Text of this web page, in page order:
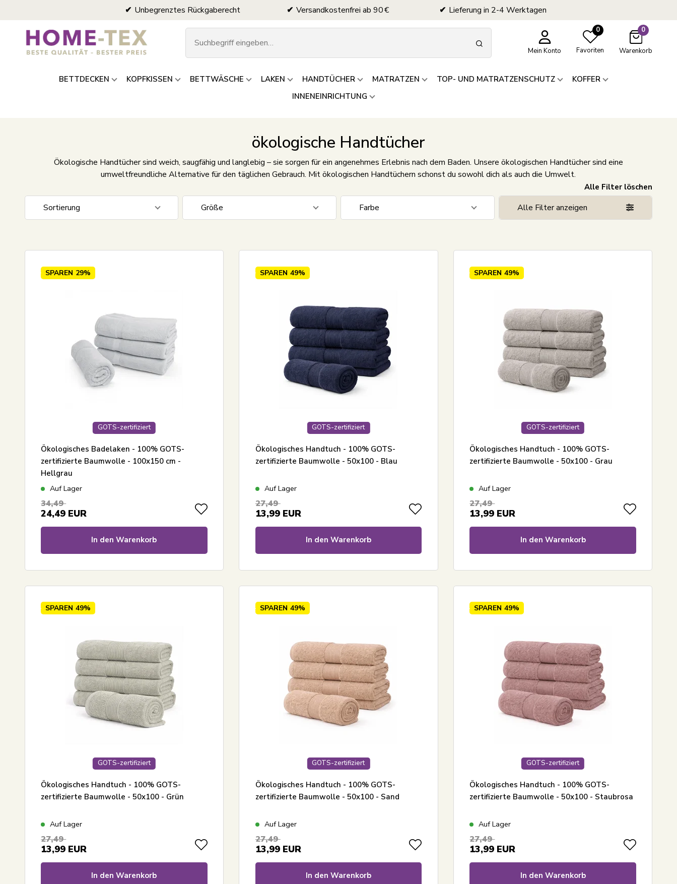
Unbegrenztes Rückgaberecht Versandkostenfrei ab 90 € Lieferung in 2-4 Werktagen
Mein Konto
0
Favoriten
0
Warenkorb
BETTDECKEN KOPFKISSEN BETTWÄSCHE LAKEN HANDTÜCHER MATRATZEN TOP- UND MATRATZENSCHUTZ
KOFFER
INNENEINRICHTUNG
ökologische Handtücher
Ökologische Handtücher sind weich, saugfähig und langlebig – sie sorgen für ein angenehmes Erlebnis nach dem Baden. Unsere ökologischen Handtücher sind eine
umweltfreundliche Alternative für den täglichen Gebrauch. Mit ökologischen Handtüchern schonst du sowohl dich als auch die Umwelt.
Alle Filter löschen
Sortierung
Neueste
Größe
Farbe
2
Alle Filter anzeigen
GOTS-zertifiziert
SPAREN 29%
Ökologisches Badelaken - 100% GOTS-
zertifizierte Baumwolle - 100x150 cm -
Hellgrau
Auf Lager
34,49
24,49 EUR
In den Warenkorb
GOTS-zertifiziert
SPAREN 49%
Ökologisches Handtuch - 100% GOTS-
zertifizierte Baumwolle - 50x100 - Blau
Auf Lager
27,49
13,99 EUR
In den Warenkorb
GOTS-zertifiziert
SPAREN 49%
Ökologisches Handtuch - 100% GOTS-
zertifizierte Baumwolle - 50x100 - Grau
Auf Lager
27,49
13,99 EUR
In den Warenkorb
GOTS-zertifiziert
SPAREN 49%
Ökologisches Handtuch - 100% GOTS-
zertifizierte Baumwolle - 50x100 - Grün
Auf Lager
27,49
13,99 EUR
In den Warenkorb
GOTS-zertifiziert
SPAREN 49%
Ökologisches Handtuch - 100% GOTS-
zertifizierte Baumwolle - 50x100 - Sand
Auf Lager
27,49
13,99 EUR
In den Warenkorb
GOTS-zertifiziert
SPAREN 49%
Ökologisches Handtuch - 100% GOTS-
zertifizierte Baumwolle - 50x100 - Staubrosa
Auf Lager
27,49
13,99 EUR
In den Warenkorb